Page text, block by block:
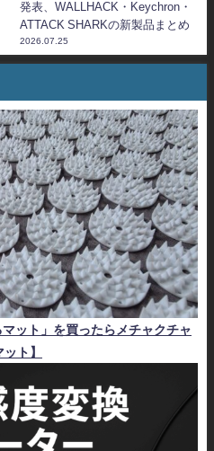
発表、WALLHACK・Keychron・
ATTACK SHARKの新製品まとめ
2026.07.25
ット」を買ったらメチャクチャ
ト】